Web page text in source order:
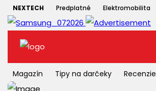
NEXTECH Predplatné Elektromobilita
Magazín Tipy na darčeky Recenzie